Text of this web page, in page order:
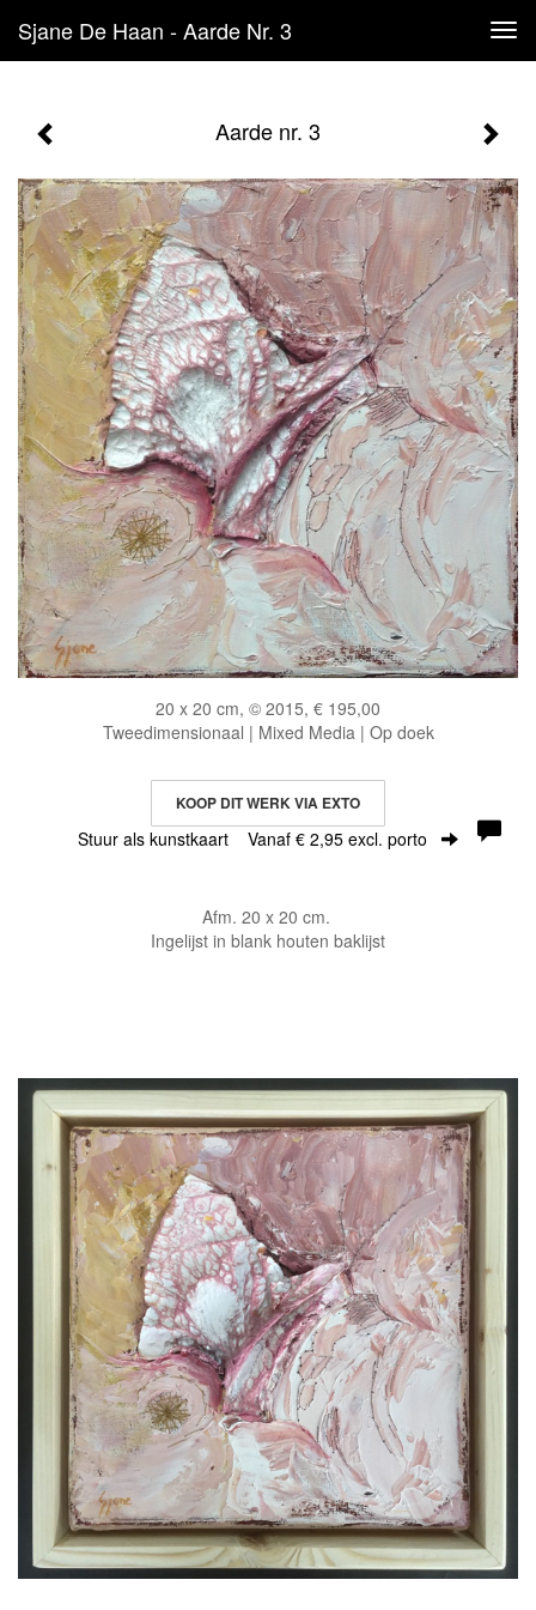
Sjane De Haan - Aarde Nr. 3
Aarde nr. 3
20 x 20 cm, © 2015, € 195,00
Tweedimensionaal | Mixed Media | Op doek
KOOP DIT WERK VIA EXTO
Stuur als kunstkaart Vanaf € 2,95 excl. porto
Afm. 20 x 20 cm.
Ingelijst in blank houten baklijst